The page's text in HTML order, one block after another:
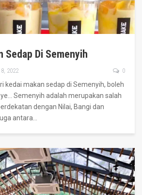
Sedap Di Semenyih
8, 2022 0
kedai makan sedap di Semenyih, boleh
Semenyih adalah merupakan salah
dengan Nilai, Bangi dan
antara